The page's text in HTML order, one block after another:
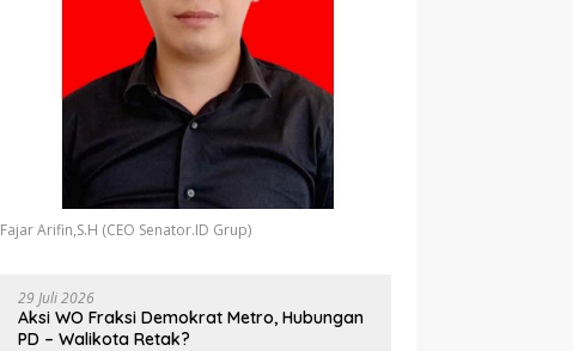
Fajar Arifin,S.H (CEO Senator.ID Grup)
29 Juli 2026
Aksi WO Fraksi Demokrat Metro, Hubungan
PD – Walikota Retak?